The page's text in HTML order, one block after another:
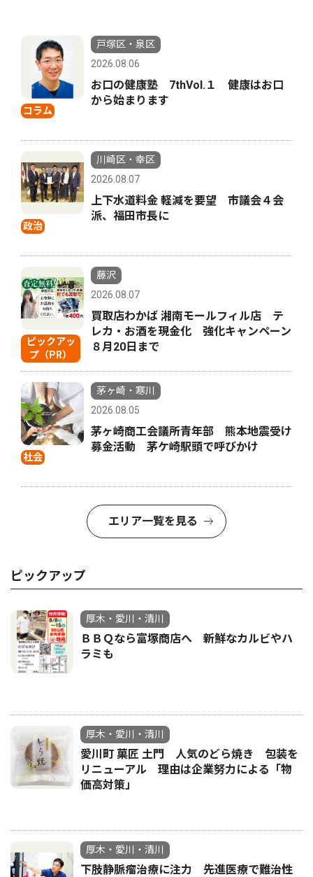
コラム
戸塚区・泉区
2026.08.06
お口の健康塾 7thVol.１ 健康はお口
から始まります
政治
川崎区・幸区
2026.08.07
上下水道料金 軽減を要望 市議会４会
派、福田市長に
ピックアッ
プ（PR）
藤沢
2026.08.07
買取店わかば 湘南モールフィル店 テ
レカ・お酒を現金化 強化キャンペーン
８月20日まで
社会
茅ヶ崎・寒川
2026.08.05
茅ヶ崎商工会議所青年部 熊本地震受け
募金活動 茅ケ崎駅頭で呼びかけ
エリア一覧を見る
ピックアップ
厚木・愛川・清川
ＢＢＱなら富塚商店へ 新鮮なカルビやハ
ラミも
厚木・愛川・清川
愛川町 菓匠 土門 人気のどら焼き 包装を
リニューアル 理由は企業努力による「物
価高対策」
厚木・愛川・清川
下肢静脈瘤治療に注力 先進医療で難治性